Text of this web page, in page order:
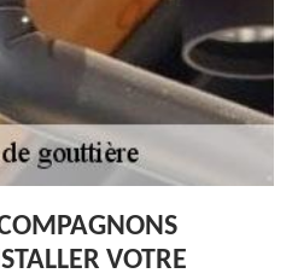
VOTRE